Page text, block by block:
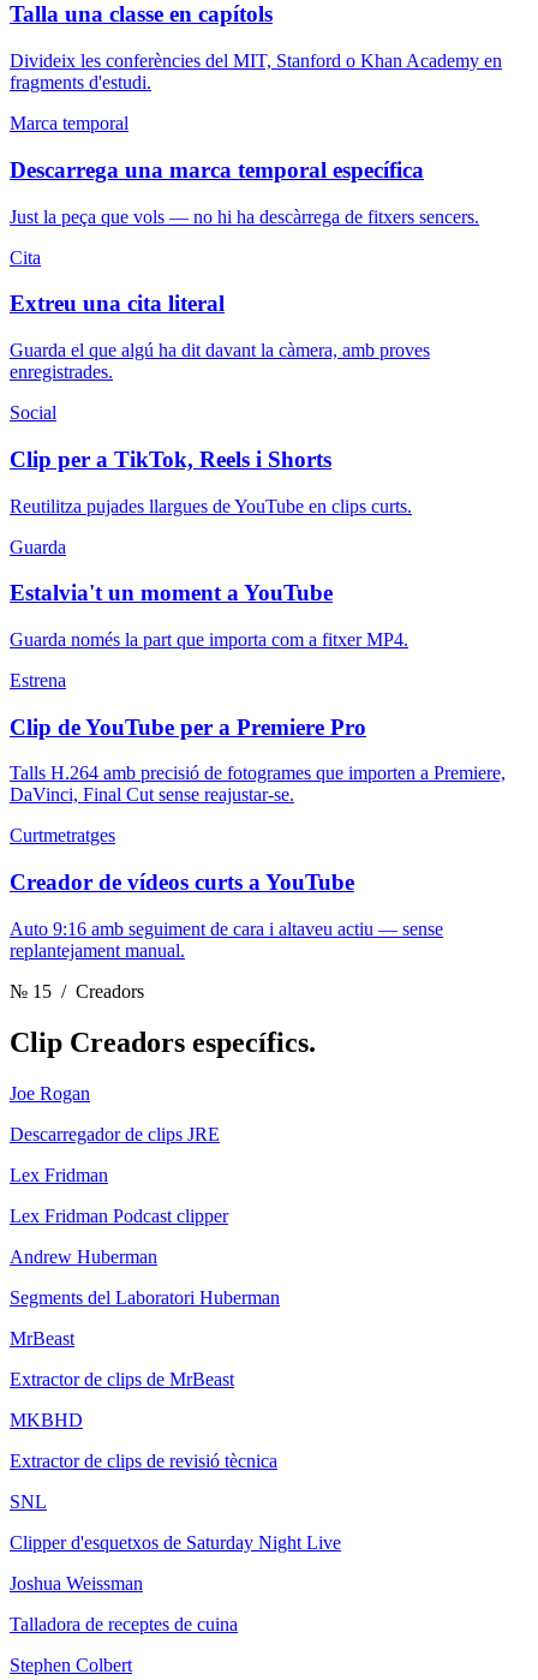
Talla una classe en capítols
Divideix les conferències del MIT, Stanford o Khan Academy en
fragments d'estudi.
Marca temporal
Descarrega una marca temporal específica
Just la peça que vols — no hi ha descàrrega de fitxers sencers.
Cita
Extreu una cita literal
Guarda el que algú ha dit davant la càmera, amb proves
enregistrades.
Social
Clip per a TikTok, Reels i Shorts
Reutilitza pujades llargues de YouTube en clips curts.
Guarda
Estalvia't un moment a YouTube
Guarda només la part que importa com a fitxer MP4.
Estrena
Clip de YouTube per a Premiere Pro
Talls H.264 amb precisió de fotogrames que importen a Premiere,
DaVinci, Final Cut sense reajustar-se.
Curtmetratges
Creador de vídeos curts a YouTube
Auto 9:16 amb seguiment de cara i altaveu actiu — sense
replantejament manual.
№ 15 / Creadors
Clip Creadors específics.
Joe Rogan
Descarregador de clips JRE
Lex Fridman
Lex Fridman Podcast clipper
Andrew Huberman
Segments del Laboratori Huberman
MrBeast
Extractor de clips de MrBeast
MKBHD
Extractor de clips de revisió tècnica
SNL
Clipper d'esquetxos de Saturday Night Live
Joshua Weissman
Talladora de receptes de cuina
Stephen Colbert